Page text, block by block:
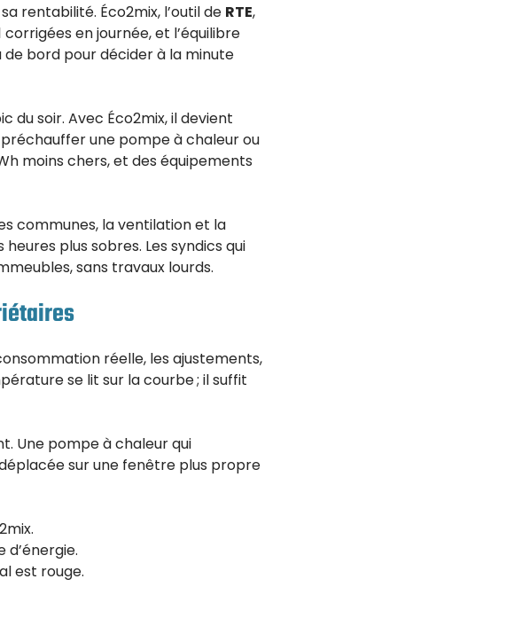
rentabilité. Éco2mix, l’outil de RTE,
en journée, et l’équilibre
de bord pour décider à la minute
du soir. Avec Éco2mix, il devient
une pompe à chaleur ou
moins chers, et des équipements
communes, la ventilation et la
plus sobres. Les syndics qui
sans travaux lourds.
réelle, les ajustements,
se lit sur la courbe ; il suffit
Une pompe à chaleur qui
sur une fenêtre plus propre
est rouge.